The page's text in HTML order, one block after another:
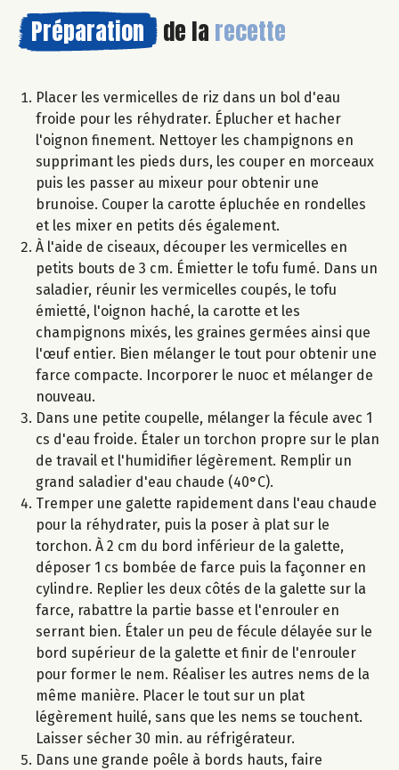
Préparation de la recette
Placer les vermicelles de riz dans un bol d'eau
froide pour les réhydrater. Éplucher et hacher
l'oignon finement. Nettoyer les champignons en
supprimant les pieds durs, les couper en morceaux
puis les passer au mixeur pour obtenir une
brunoise. Couper la carotte épluchée en rondelles
et les mixer en petits dés également.
À l'aide de ciseaux, découper les vermicelles en
petits bouts de 3 cm. Émietter le tofu fumé. Dans un
saladier, réunir les vermicelles coupés, le tofu
émietté, l'oignon haché, la carotte et les
champignons mixés, les graines germées ainsi que
l'œuf entier. Bien mélanger le tout pour obtenir une
farce compacte. Incorporer le nuoc et mélanger de
nouveau.
Dans une petite coupelle, mélanger la fécule avec 1
cs d'eau froide. Étaler un torchon propre sur le plan
de travail et l'humidifier légèrement. Remplir un
grand saladier d'eau chaude (40°C).
Tremper une galette rapidement dans l'eau chaude
pour la réhydrater, puis la poser à plat sur le
torchon. À 2 cm du bord inférieur de la galette,
déposer 1 cs bombée de farce puis la façonner en
cylindre. Replier les deux côtés de la galette sur la
farce, rabattre la partie basse et l'enrouler en
serrant bien. Étaler un peu de fécule délayée sur le
bord supérieur de la galette et finir de l'enrouler
pour former le nem. Réaliser les autres nems de la
même manière. Placer le tout sur un plat
légèrement huilé, sans que les nems se touchent.
Laisser sécher 30 min. au réfrigérateur.
Dans une grande poêle à bords hauts, faire